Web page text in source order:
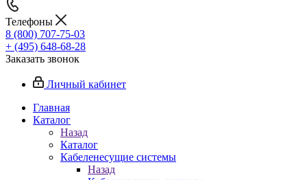
Телефоны
8 (800) 707-75-03
+ (495) 648-68-28
Заказать звонок
Личный кабинет
Главная
Каталог
Назад
Каталог
Кабеленесущие системы
Назад